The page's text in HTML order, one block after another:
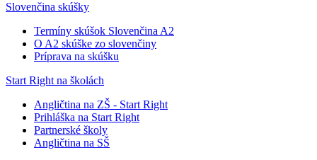
Slovenčina skúšky
Termíny skúšok Slovenčina A2
O A2 skúške zo slovenčiny
Príprava na skúšku
Start Right na školách
Angličtina na ZŠ - Start Right
Prihláška na Start Right
Partnerské školy
Angličtina na SŠ